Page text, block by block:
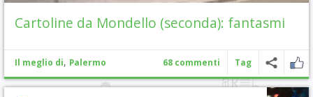
Cartoline da Mondello (seconda): fantasmi
Il meglio di, Palermo 68 commenti Tag